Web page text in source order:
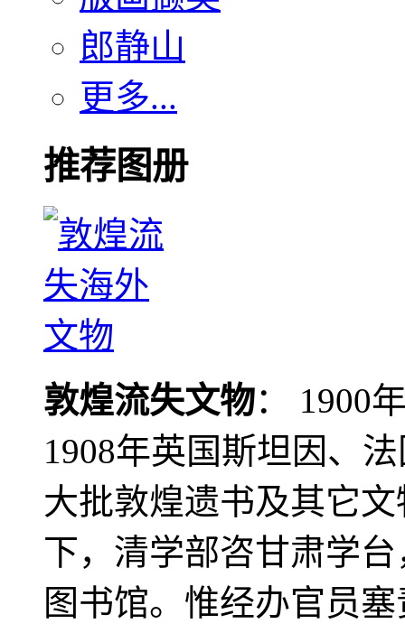
郎静山
更多...
推荐图册
敦煌流失文物： 1900
1908年英国斯坦因、
大批敦煌遗书及其它
下，清学部咨甘肃学
图书馆。惟经办官员